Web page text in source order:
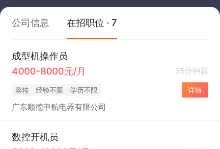
公司信息 在招职位 · 7
成型机操作员
4000-8000元/月
35分钟前
容桂 经验不限 学历不限 详情
广东顺德申航电器有限公司
数控开机员